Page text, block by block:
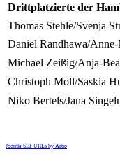
Drittplatzierte der
Thomas Stehle/Svenja
Daniel Randhawa/
Michael Zeißig/Anja-
Christoph Moll/Saskia
Niko Bertels/Jana
Joomla SEF URLs by Artio